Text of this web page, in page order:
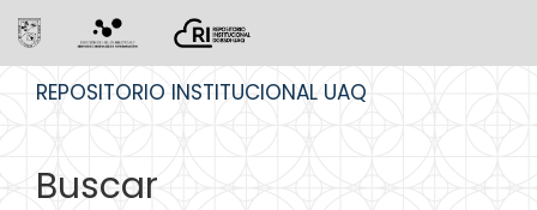
REPOSITORIO INSTITUCIONAL UAQ
Buscar